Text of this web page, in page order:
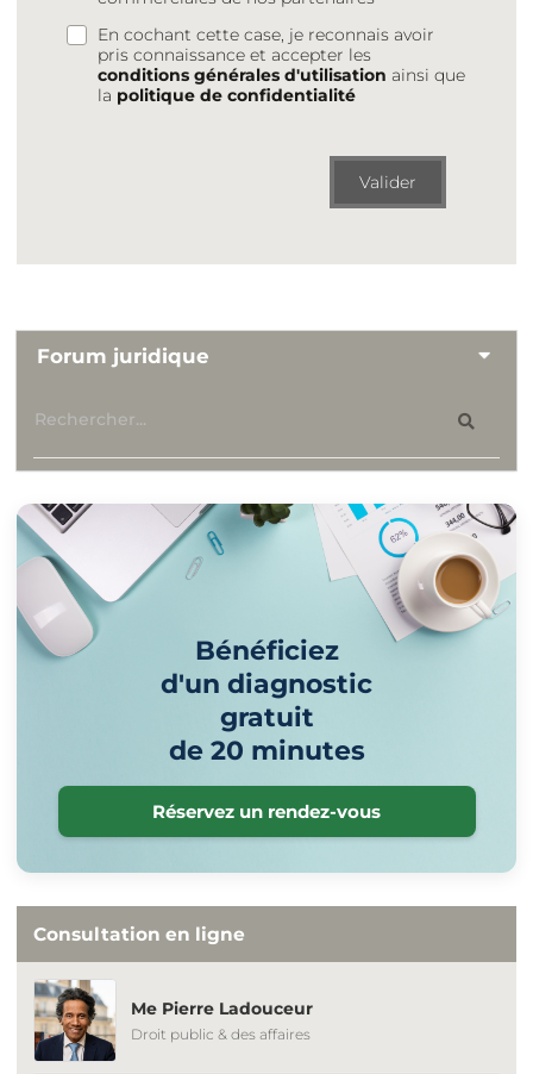
En cochant cette case, je reconnais avoir
pris connaissance et accepter les
conditions générales d'utilisation ainsi que
la politique de confidentialité
Valider
Forum juridique
Bénéficiez
d'un diagnostic
gratuit
de 20 minutes
Réservez un rendez-vous
Consultation en ligne
Me Pierre Ladouceur
Droit public & des affaires